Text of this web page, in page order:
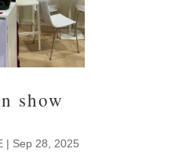
show
| Sep 28, 2025